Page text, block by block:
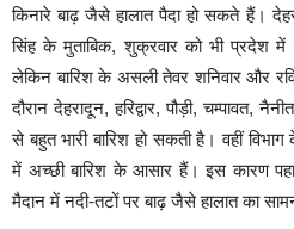
किनारे बाढ़ जैसे हालात पैदा हो सकते हैं।
सिंह के मुताबिक, शुक्रवार को भी प्रदेश में
लेकिन बारिश के असली तेवर शनिवार और
दौरान देहरादून, हरिद्वार, पौड़ी, चम्पावत,
से बहुत भारी बारिश हो सकती है। वहीं
में अच्छी बारिश के आसार हैं। इस कारण
मैदान में नदी-तटों पर बाढ़ जैसे हालात का